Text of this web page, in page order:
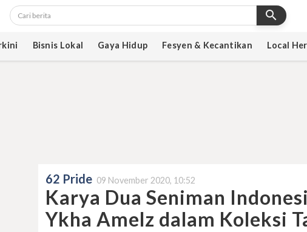
search
Bisnis Lokal Gaya Hidup Fesyen & Kecantikan Local
62 Pride 09 November 2020, 10:52
Karya Dua Seniman
Ykha Amelz dalam Koleksi